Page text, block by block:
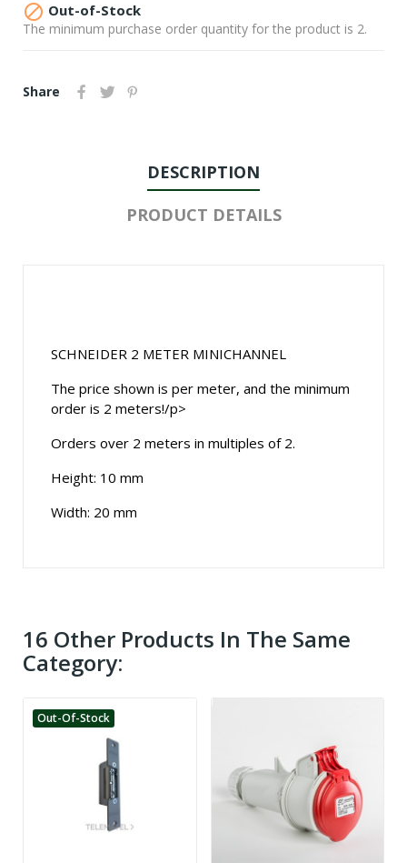
 Out-of-Stock
The minimum purchase order quantity for the product is 2.
Share
DESCRIPTION
PRODUCT DETAILS
SCHNEIDER 2 METER MINICHANNEL
The price shown is per meter, and the minimum
order is 2 meters!/p>
Orders over 2 meters in multiples of 2.
Height: 10 mm
Width: 20 mm
16 Other Products In The Same
Category:
Out-Of-Stock